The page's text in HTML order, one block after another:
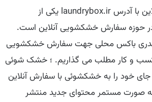
سایت خشكشوئی آنلاین با آدرس laundrybox.ir یکی از
حوزه سفارش خشکشویی آنلاین است.
باکس محلی جهت سفارش خشکشویی
و کار مطلب می گذاریم. ؛ خشک شوئی
خود را به خشکشوئی با سفارش آنلاین
صورت مستمر محتوای جدید منتشر